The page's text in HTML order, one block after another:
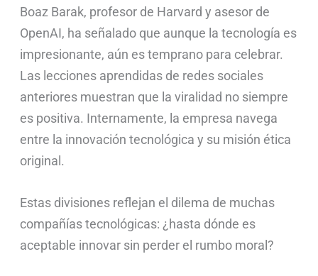
Boaz Barak, profesor de Harvard y asesor de
OpenAI, ha señalado que aunque la tecnología es
impresionante, aún es temprano para celebrar.
Las lecciones aprendidas de redes sociales
anteriores muestran que la viralidad no siempre
es positiva. Internamente, la empresa navega
entre la innovación tecnológica y su misión ética
original.
Estas divisiones reflejan el dilema de muchas
compañías tecnológicas: ¿hasta dónde es
aceptable innovar sin perder el rumbo moral?